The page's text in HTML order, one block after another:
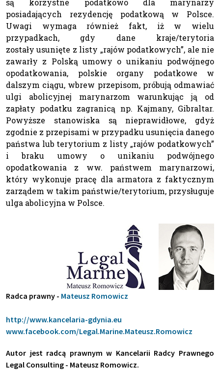
posiadających rezydencję podatkową w Polsce.
Uwagi wymaga również fakt, iż w wielu
przypadkach, gdy dane kraje/terytoria
zostały usunięte z listy „rajów podatkowych”, ale nie
zawarły z Polską umowy o unikaniu podwójnego
opodatkowania, polskie organy podatkowe w
dalszym ciągu, wbrew przepisom, próbują odmawiać
ulgi abolicyjnej marynarzom warunkując ją od
zapłaty podatku zagranicą np. Kajmany, Gibraltar.
Powyższe stanowiska są nieprawidłowe, gdyż
zgodnie z przepisami w przypadku usunięcia danego
państwa lub terytorium z listy „rajów podatkowych”
i braku umowy o unikaniu podwójnego
opodatkowania z ww. państwem marynarzowi,
który wykonuje pracę dla armatora z faktycznym
zarządem w takim państwie/terytorium, przysługuje
ulga abolicyjna w Polsce.
Radca prawny - Mateusz Romowicz
http://www.kancelaria-gdynia.eu
www.facebook.com/Legal.Marine.Mateusz.Romowicz
Autor jest radcą prawnym w Kancelarii Radcy Prawnego
Legal Consulting - Mateusz Romowicz.